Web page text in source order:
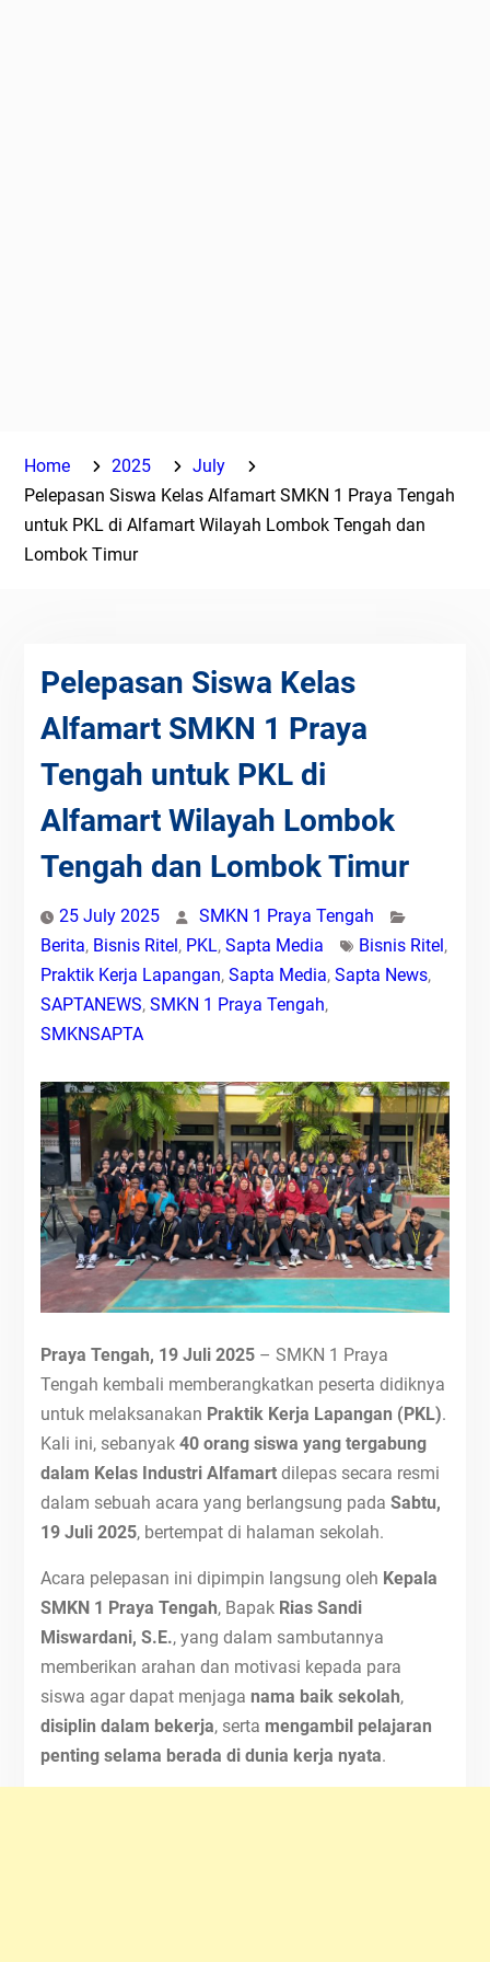
Home 2025
July
Pelepasan Siswa Kelas Alfamart SMKN 1 Praya Tengah
untuk PKL di Alfamart Wilayah Lombok Tengah dan
Lombok Timur
Pelepasan Siswa Kelas
Alfamart SMKN 1 Praya
Tengah untuk PKL di
Alfamart Wilayah Lombok
Tengah dan Lombok Timur
25 July 2025
SMKN 1 Praya Tengah
Berita, Bisnis Ritel, PKL, Sapta Media Bisnis Ritel,
Praktik Kerja Lapangan, Sapta Media, Sapta News,
SAPTANEWS, SMKN 1 Praya Tengah,
SMKNSAPTA
Praya Tengah, 19 Juli 2025– SMKN 1 Praya
Tengah kembali memberangkatkan peserta didiknya
untuk melaksanakan Praktik Kerja Lapangan (PKL).
Kali ini, sebanyak 40 orang siswa yang tergabung
dalam Kelas Industri Alfamartdilepas secara resmi
dalam sebuah acara yang berlangsung pada Sabtu,
19 Juli 2025, bertempat di halaman sekolah.
Acara pelepasan ini dipimpin langsung oleh Kepala
SMKN 1 Praya Tengah, Bapak Rias Sandi
Miswardani, S.E., yang dalam sambutannya
memberikan arahan dan motivasi kepada para
siswa agar dapat menjaga nama baik sekolah,
disiplin dalam bekerja, serta mengambil pelajaran
penting selama berada di dunia kerja nyata.